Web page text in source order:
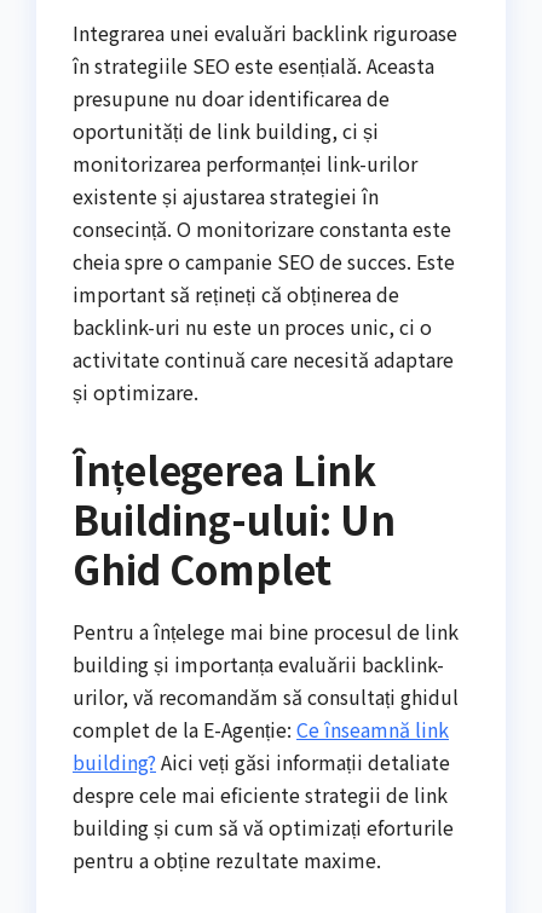
Integrarea unei evaluări backlink riguroase
în strategiile SEO este esențială. Aceasta
presupune nu doar identificarea de
oportunități de link building, ci și
monitorizarea performanței link-urilor
existente și ajustarea strategiei în
consecință. O monitorizare constanta este
cheia spre o campanie SEO de succes. Este
important să rețineți că obținerea de
backlink-uri nu este un proces unic, ci o
activitate continuă care necesită adaptare
și optimizare.
Înțelegerea Link
Building-ului: Un
Ghid Complet
Pentru a înțelege mai bine procesul de link
building și importanța evaluării backlink-
urilor, vă recomandăm să consultați ghidul
complet de la E-Agenție: Ce înseamnă link
building? Aici veți găsi informații detaliate
despre cele mai eficiente strategii de link
building și cum să vă optimizați eforturile
pentru a obține rezultate maxime.